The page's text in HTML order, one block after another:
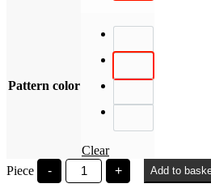
Pattern color
Clear
Piece
-
Kodolányi
kis
+ Add to